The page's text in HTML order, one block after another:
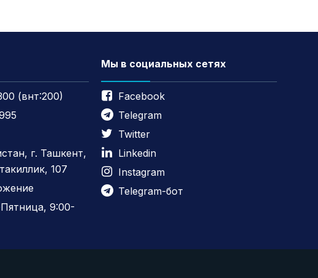
(внт:200)
г. Ташкент,
107
9:00-
Мы в социальных сетях
Facebook
Telegram
Twitter
Linkedin
Instagram
Telegram-бот